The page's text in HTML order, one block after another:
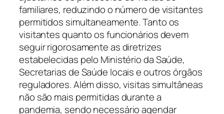
familiares, reduzindo o número de visitantes
permitidos simultaneamente. Tanto os
visitantes quanto os funcionários devem
seguir rigorosamente as diretrizes
estabelecidas pelo Ministério da Saúde,
Secretarias de Saúde locais e outros órgãos
reguladores. Além disso, visitas simultâneas
não são mais permitidas durante a
pandemia, sendo necessário agendar